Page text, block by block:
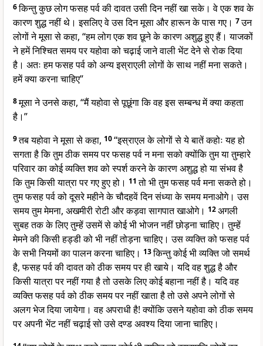
6किन्तु कुछ लोग फसह पर्व की दावत उसी दिन नहीं खा सके। वे एक शव के
कारण शुद्ध नहीं थे। इसलिए वे उस दिन मूसा और हारून के पास गए। 7उन
लोगों ने मूसा से कहा, “हम लोग एक शव छूने के कारण अशुद्ध हुए हैं। याजकों
ने हमें निश्चित समय पर यहोवा को चढ़ाई जाने वाली भेंट देने से रोक दिया
है। अतः हम फसह पर्व को अन्य इस्राएली लोगों के साथ नहीं मना सकते।
हमें क्या करना चाहिए”
8मूसा ने उनसे कहा, “मैं यहोवा से पूछूंगा कि वह इस सम्बन्ध में क्या कहता
है।”
9तब यहोवा ने मूसा से कहा, 10“इस्राएल के लोगों से ये बातें कहोः यह हो
सगता है कि तुम ठीक समय पर फसह पर्व न मना सको क्योंकि तुम या तुम्हारे
परिवार का कोई व्यक्ति शव को स्पर्श करने के कारण अशुद्ध हो या संभव है
कि तुम किसी यात्रा पर गए हुए हो। 11तो भी तुम फसह पर्व मना सकते हो।
तुम फसह पर्व को दूसरे महीने के चौदहवें दिन संध्या के समय मनाओगे। उस
समय तुम मेमना, अखमीरी रोटी और कड़वा सागपात खाओगे। 12अगली
सुबह तक के लिए तुम्हें उसमें से कोई भी भोजन नहीं छोड़ना चाहिए। तुम्हें
मेमने की किसी हड्डी को भी नहीं तोड़ना चाहिए। उस व्यक्ति को फसह पर्व
के सभी नियमों का पालन करना चाहिए। 13किन्तु कोई भी व्यक्ति जो समर्थ
है, फसह पर्व की दावत को ठीक समय पर ही खाये। यदि वह शुद्ध है और
किसी यात्रा पर नहीं गया है तो उसके लिए कोई बहाना नहीं है। यदि वह
व्यक्ति फसह पर्व को ठीक समय पर नहीं खाता है तो उसे अपने लोगों से
अलग भेज दिया जायेगा। वह अपराधी है! क्योंकि उसने यहोवा को ठीक समय
पर अपनी भेंट नहीं चढ़ाई सो उसे दण्ड अवश्य दिया जाना चाहिए।